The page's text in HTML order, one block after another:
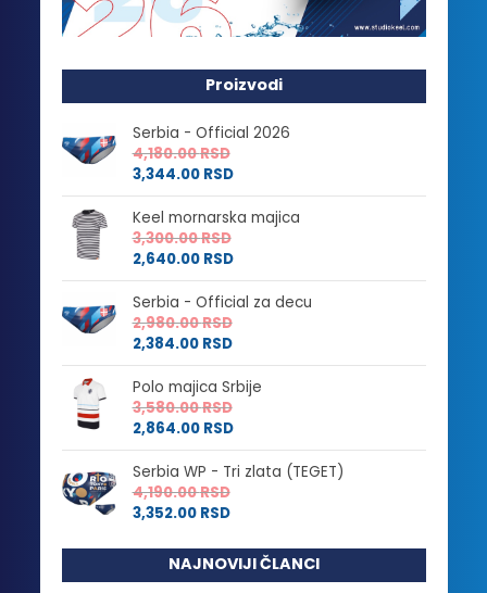
Proizvodi
Serbia - Official 2026
4,180.00RSD
3,344.00 RSD
Keel mornarska majica
3,300.00RSD
2,640.00 RSD
Serbia - Official za decu
2,980.00RSD
2,384.00 RSD
Polo majica Srbije
3,580.00RSD
2,864.00 RSD
Serbia WP - Tri zlata (TEGET)
4,190.00RSD
3,352.00 RSD
NAJNOVIJI ČLANCI